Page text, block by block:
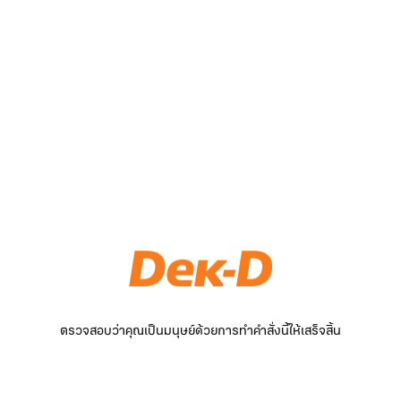
ตรวจสอบว่าคุณเป็นมนุษย์ด้วยการทำคำสั่งนี้ให้เสร็จสิ้น